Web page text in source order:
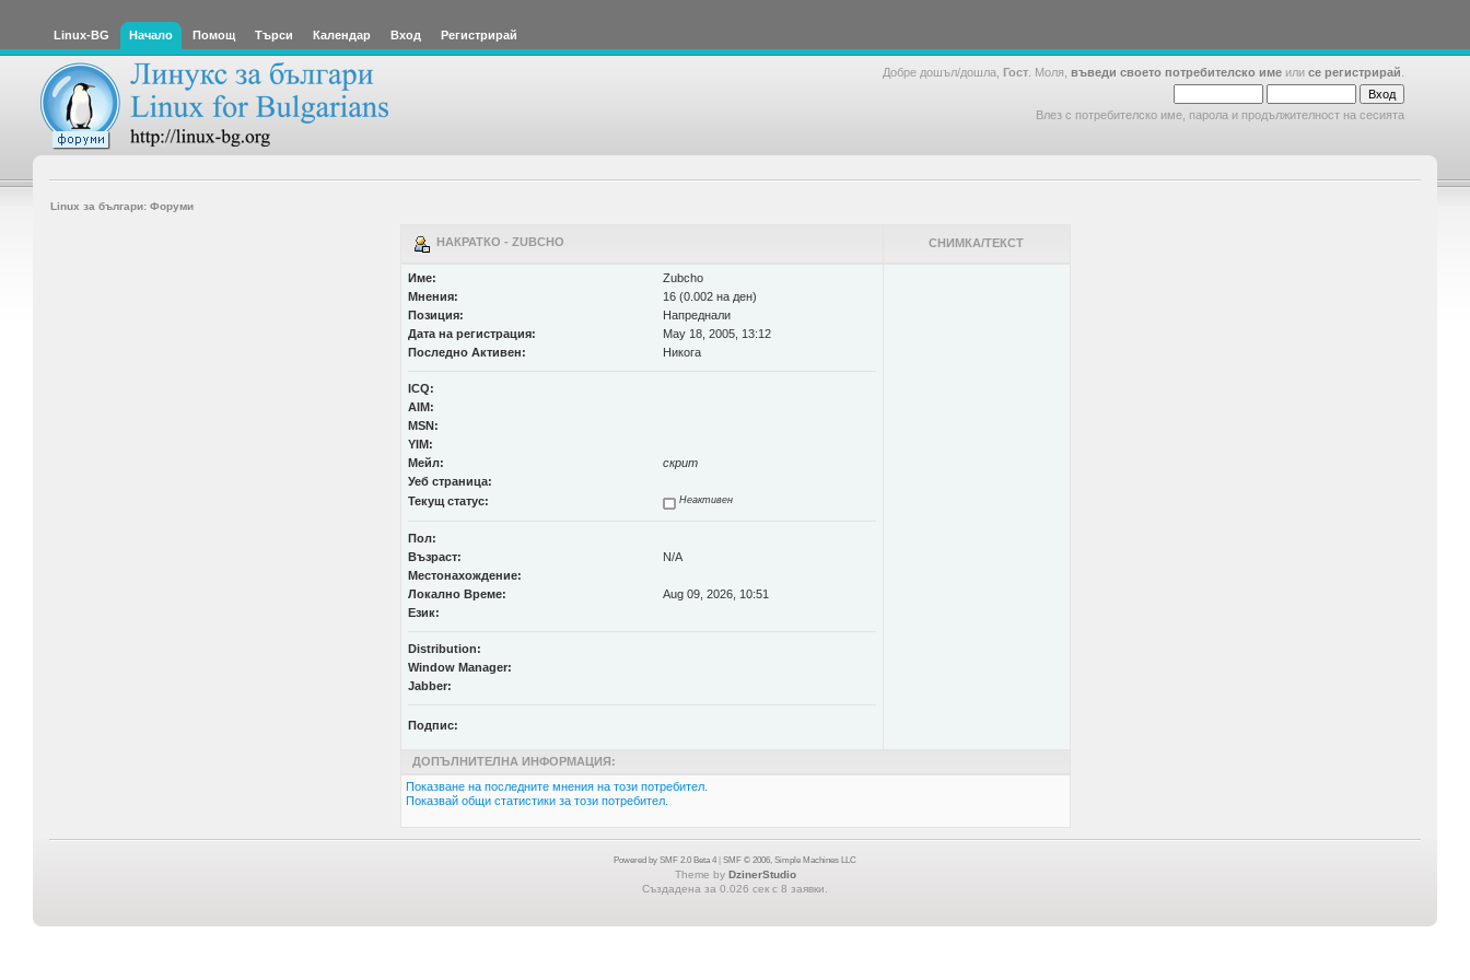
Linux-BG Начало Помощ Търси Календар Вход Регистрирай
Добре дошъл/дошла, Гост . Моля, въведи своето потребителско име или се регистрирай
Влез с потребителско име, парола и продължителност на сесията
Linux за българи: Форуми
НАКРАТКО - ZUBCHO СНИМКА/ТЕКСТ
Име:
Zubcho
Мнения:
16 (0.002 на ден)
Позиция:
Напреднали
Дата на регистрация:
May 18, 2005, 13:12
Последно Активен:
Никога
ICQ:
AIM:
MSN:
YIM:
Мейл:
скрит
Уеб страница:
Текущ статус:
Неактивен
Пол:
Възраст:
N/A
Местонахождение:
Локално Време:
Aug 09, 2026, 10:51
Език:
Distribution:
Window Manager:
Jabber:
Подпис:
ДОПЪЛНИТЕЛНА ИНФОРМАЦИЯ:
Показване на последните мнения на този потребител.
Показвай общи статистики за този потребител.
Powered by SMF 2.0 Beta 4 SMF © 2006, Simple Machines LLC
Theme by DzinerStudio
Създадена за 0.026 сек с 8 заявки.